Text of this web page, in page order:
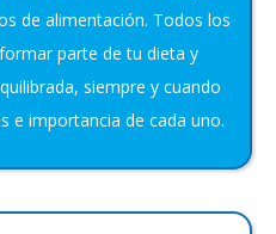
de alimentación. Todos los
parte de tu dieta y
siempre y cuando
e importancia de cada uno.